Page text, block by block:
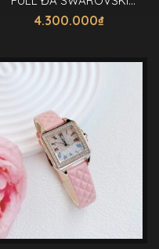
DÂY KIM LOẠI 38MM
4.300.000₫